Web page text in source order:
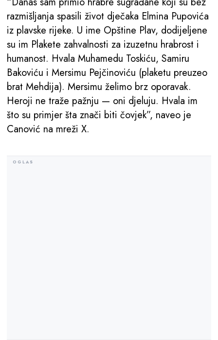
razmišljanja spasili život dječaka Elmina Pupovića
iz plavske rijeke. U ime Opštine Plav, dodijeljene
su im Plakete zahvalnosti za izuzetnu hrabrost i
humanost. Hvala Muhamedu Toskiću, Samiru
Bakoviću i Mersimu Pejčinoviću (plaketu preuzeo
brat Mehdija). Mersimu želimo brz oporavak.
Heroji ne traže pažnju — oni djeluju. Hvala im
što su primjer šta znači biti čovjek”, naveo je
Canović na mreži X.